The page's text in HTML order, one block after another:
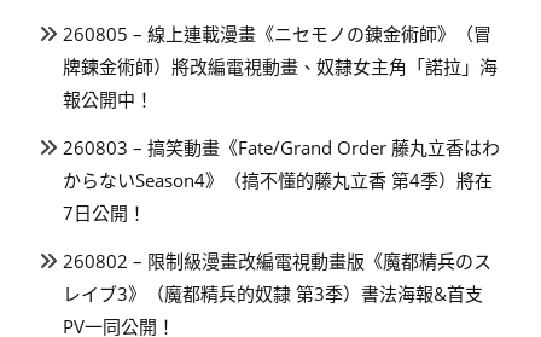
260805 – 線上連載漫畫《ニセモノの錬金術師》（冒
牌鍊金術師）將改編電視動畫、奴隸女主角「諾拉」海
報公開中！
260803 – 搞笑動畫《Fate/Grand Order 藤丸立香はわ
からないSeason4》（搞不懂的藤丸立香 第4季）將在
7日公開！
260802 – 限制級漫畫改編電視動畫版《魔都精兵のス
レイブ3》（魔都精兵的奴隸 第3季）書法海報&首支
PV一同公開！